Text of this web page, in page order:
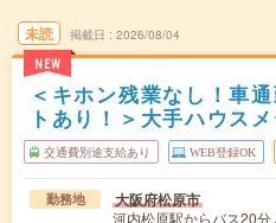
未読
NEW
掲載日 2026/08/04
＜キホン残業なし！車
トあり！＞大手ハウス
交通費別途支給あり WEB登録OK
勤務地 大阪府松原市
河内松原駅からバス20